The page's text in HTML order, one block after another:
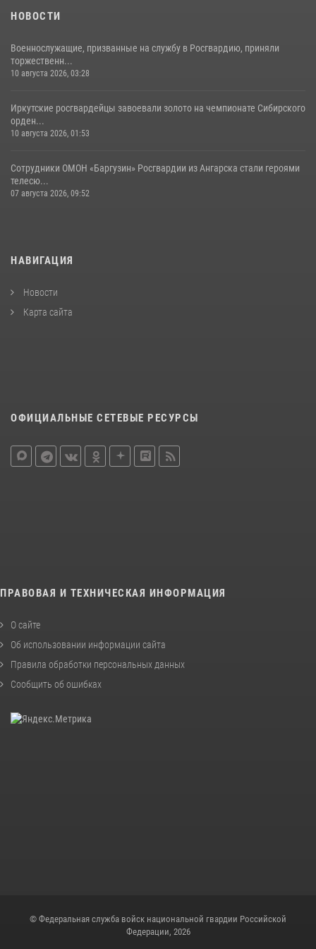
НОВОСТИ
Военнослужащие, призванные на службу в Росгвардию, приняли
торжественн...
10 августа 2026, 03:28
Иркутские росгвардейцы завоевали золото на чемпионате Сибирского
орден...
10 августа 2026, 01:53
Сотрудники ОМОН «Баргузин» Росгвардии из Ангарска стали героями
телесю...
07 августа 2026, 09:52
НАВИГАЦИЯ
Новости
Карта сайта
ОФИЦИАЛЬНЫЕ СЕТЕВЫЕ РЕСУРСЫ
ПРАВОВАЯ И ТЕХНИЧЕСКАЯ ИНФОРМАЦИЯ
О сайте
Об использовании информации сайта
Правила обработки персональных данных
Сообщить об ошибках
© Федеральная служба войск национальной гвардии Российской
Федерации, 2026